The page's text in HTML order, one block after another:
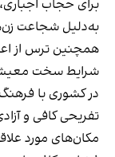
برای حجاب
به‌دلیل شجاعت
همچنین ترس از
شرایط سخت
در کشوری با
تفریحی کافی و
مکان‌های مورد